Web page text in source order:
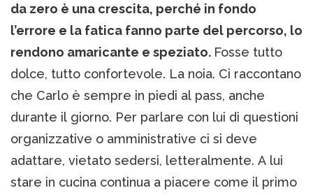
da zero è una crescita, perché in fondo
l’errore e la fatica fanno parte del percorso, lo
rendono amaricante e speziato. Fosse tutto
dolce, tutto confortevole. La noia. Ci raccontano
che Carlo è sempre in piedi al pass, anche
durante il giorno. Per parlare con lui di questioni
organizzative o amministrative ci si deve
adattare, vietato sedersi, letteralmente. A lui
stare in cucina continua a piacere come il primo